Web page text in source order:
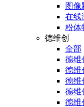
图像
在线
粉体
德维创
全部
德维
德维
德维
德维
德维